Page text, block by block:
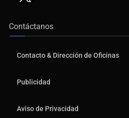
Contáctanos
Contacto & Dirección de Oficinas
Publicidad
Aviso de Privacidad